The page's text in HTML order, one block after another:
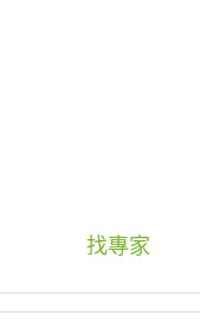
找專家